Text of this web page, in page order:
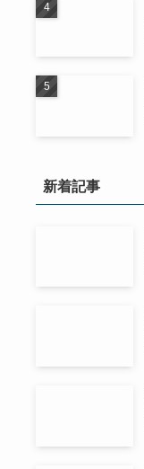
新着記事